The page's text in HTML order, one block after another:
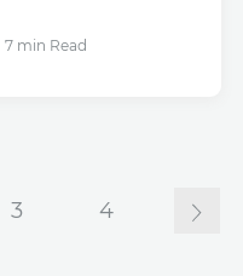
7 min Read
3 4